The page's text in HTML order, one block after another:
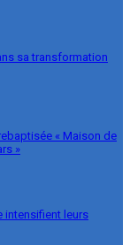
sa transformation
« Maison de
»
intensifient leurs